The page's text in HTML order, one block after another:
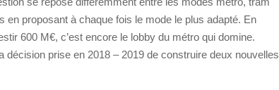
proposant à chaque fois le mode le plus adapté. En
600 M€, c’est encore le lobby du métro qui domine.
décision prise en 2018 – 2019 de construire deux nouvelles